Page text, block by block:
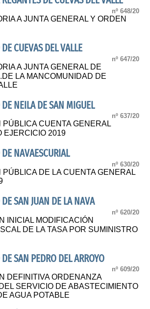
nº 648/20
A JUNTA GENERAL Y ORDEN
CUEVAS DEL VALLE
nº 647/20
A JUNTA GENERAL DE
LA MANCOMUNIDAD DE
NEILA DE SAN MIGUEL
nº 637/20
PÚBLICA CUENTA GENERAL
EJERCICIO 2019
NAVAESCURIAL
nº 630/20
PÚBLICA DE LA CUENTA GENERAL
SAN JUAN DE LA NAVA
nº 620/20
INICIAL MODIFICACIÓN
DE LA TASA POR SUMINISTRO
SAN PEDRO DEL ARROYO
nº 609/20
DEFINITIVA ORDENANZA
SERVICIO DE ABASTECIMIENTO
AGUA POTABLE